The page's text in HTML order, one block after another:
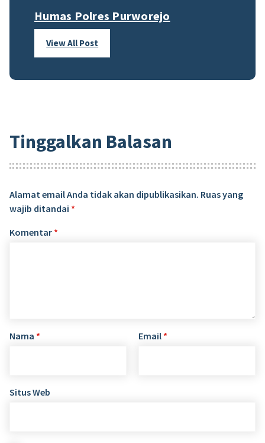
Humas Polres Purworejo
View All Post
Tinggalkan Balasan
Alamat email Anda tidak akan dipublikasikan. Ruas yang
wajib ditandai *
Komentar *
Nama * Email *
Situs Web